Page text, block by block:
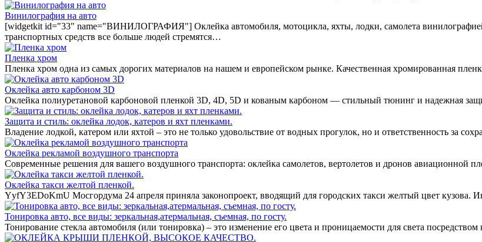
Винилография на авто
[widgetkit id="33" name="ВИНИЛОГРАФИЯ"] Оклейка автомобиля, мотоцикла, яхты, лодки, самолета
транспортных средств все больше людей стремятся…
Пленка хром
Пленка хром одна из самых дорогих материалов на нашем и европейском рынке. Качественная хромированная
Оклейка авто карбоном 3D
Оклейка полиуретановой карбоновой пленкой 3D, 4D, 5D и кованым карбоном — стильный тюнинг и надежная
Защита и стиль: оклейка лодок, катеров и яхт пленками.
Владение лодкой, катером или яхтой – это не только удовольствие от водных прогулок, но и ответственность за
Оклейка рекламой воздушного транспорта
Современные решения для вашего воздушного транспорта: оклейка самолетов, вертолетов и дронов авиационной
Оклейка такси желтой пленкой.
YyfY3EDoKmU Мосгордума 24 апреля приняла законопроект, вводящий для городских такси желтый цвет кузова.
Тонировка авто, все виды: зеркальная,атермальная, съемная, по госту.
Тонирование стекла автомобиля (или тонировка) – это изменение его цвета и проницаемости для света